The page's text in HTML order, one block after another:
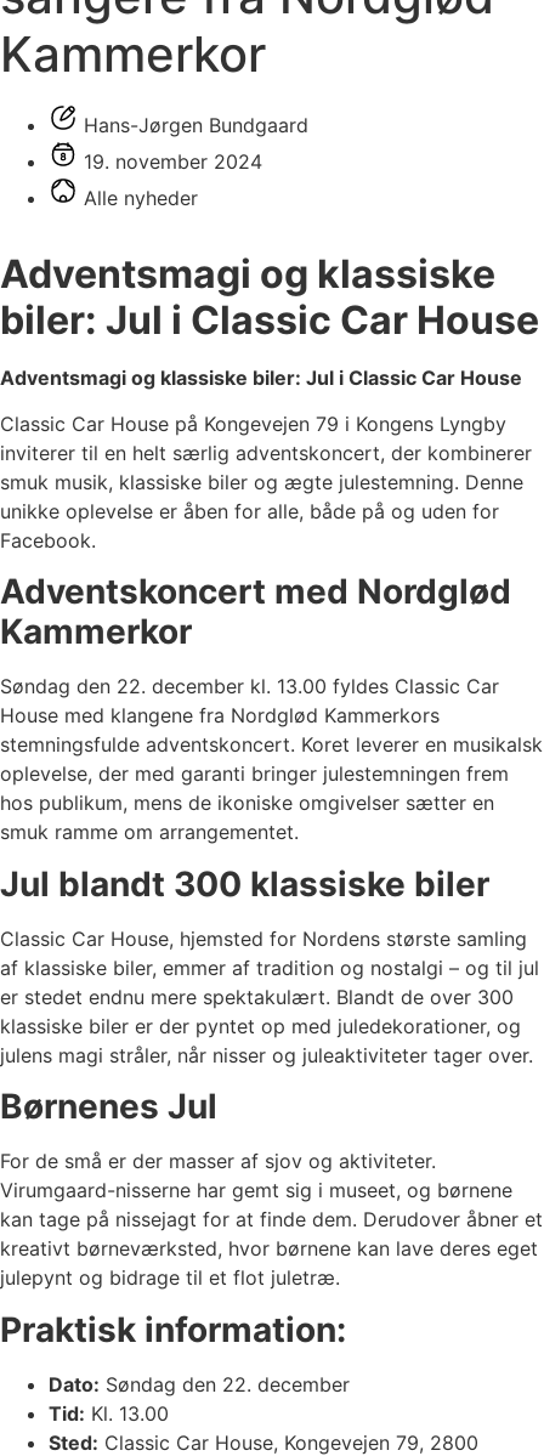
Kammerkor
Hans-Jørgen Bundgaard
19. november 2024
Alle nyheder
Adventsmagi og klassiske
biler: Jul i Classic Car House
Adventsmagi og klassiske biler: Jul i Classic Car House
Classic Car House på Kongevejen 79 i Kongens Lyngby
inviterer til en helt særlig adventskoncert, der kombinerer
smuk musik, klassiske biler og ægte julestemning. Denne
unikke oplevelse er åben for alle, både på og uden for
Facebook.
Adventskoncert med Nordglød
Kammerkor
Søndag den 22. december kl. 13.00 fyldes Classic Car
House med klangene fra Nordglød Kammerkors
stemningsfulde adventskoncert. Koret leverer en musikalsk
oplevelse, der med garanti bringer julestemningen frem
hos publikum, mens de ikoniske omgivelser sætter en
smuk ramme om arrangementet.
Jul blandt 300 klassiske biler
Classic Car House, hjemsted for Nordens største samling
af klassiske biler, emmer af tradition og nostalgi – og til jul
er stedet endnu mere spektakulært. Blandt de over 300
klassiske biler er der pyntet op med juledekorationer, og
julens magi stråler, når nisser og juleaktiviteter tager over.
Børnenes Jul
For de små er der masser af sjov og aktiviteter.
Virumgaard-nisserne har gemt sig i museet, og børnene
kan tage på nissejagt for at finde dem. Derudover åbner et
kreativt børneværksted, hvor børnene kan lave deres eget
julepynt og bidrage til et flot juletræ.
Praktisk information:
Dato: Søndag den 22. december
Tid: Kl. 13.00
Sted: Classic Car House, Kongevejen 79, 2800